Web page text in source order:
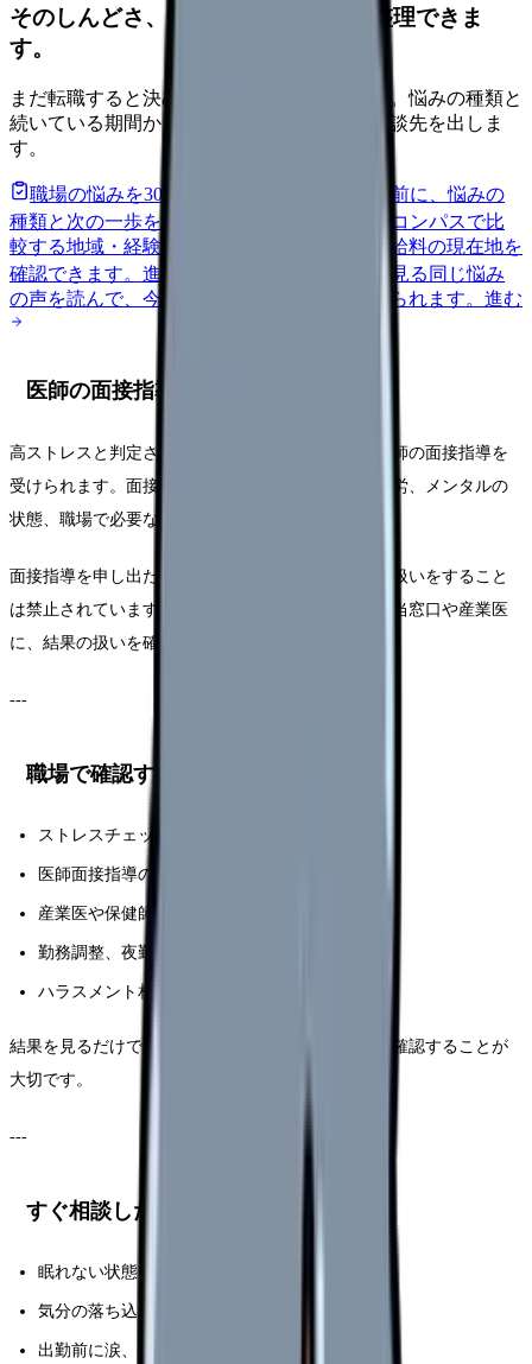
そのしんどさ、転職すべきサインか整理できま
す。
まだ転職すると決めていなくても大丈夫です。悩みの種類と
続いている期間から、次に見るべき記事と相談先を出しま
す。
職場の悩みを30秒で診断
辞めるべきか迷う前に、悩みの
種類と次の一歩を整理します。
給料コンパスで比
較する地域・経験年数・施設形態から、今の給料の現在地を
確認できます。 進む 匿名掲示板で本音を見る 同じ悩み
の声を読んで、今の職場だけの問題か確かめられます。 進む
医師の面接指導
高ストレスと判定され、本人が希望した場合は、医師の面接指導を
受けられます。面接指導では、勤務状況、睡眠、疲労、メンタルの
状態、職場で必要な配慮などを相談できます。
面接指導を申し出たことや結果を理由に、不利益な扱いをすること
は禁止されています。不安がある場合は、職場の担当窓口や産業医
に、結果の扱いを確認してください。
---
職場で確認すること
ストレスチェック結果の扱い
医師面接指導の申し込み方法
産業医や保健師への相談ルート
勤務調整、夜勤回数、残業の見直しが可能か
ハラスメント相談窓口や人事相談ルート
結果を見るだけで終わらせず、何を変えられるかを確認することが
大切です。
---
すぐ相談したほうがいい状態
眠れない状態が続く
気分の落ち込みが続く
出勤前に涙、吐き気、動悸が出る